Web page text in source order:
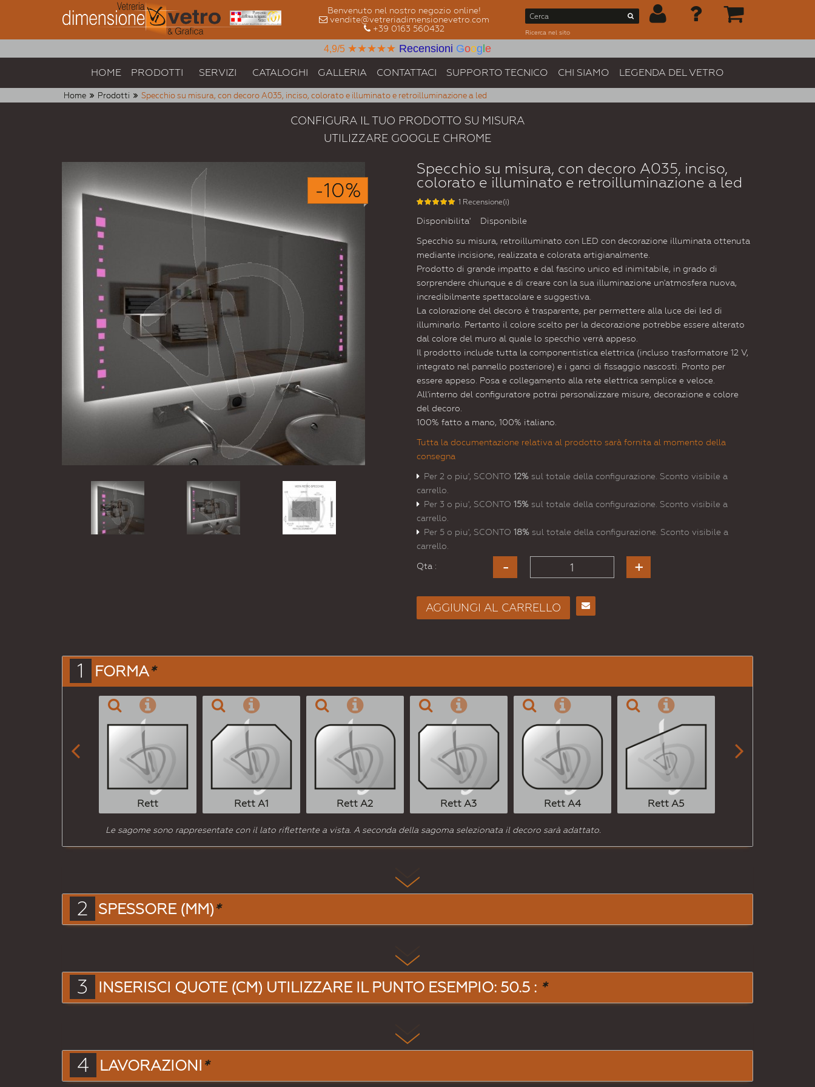
Benvenuto nel nostro negozio online!
vendite@vetreriadimensionevetro.com
+39 0163 560432
Ricerca nel sito
4,9/5 ★★★★★ Recensioni Goog e
HOME PRODOTTI SERVIZI CATALOGHI GALLERIA CONTATTACI SUPPORTO TECNICO CHI SIAMO LEGENDA DEL VETRO
Home Prodotti Specchio su misura, con decoro A035, inciso, colorato e illuminato e retroilluminazione a led
CONFIGURA IL TUO PRODOTTO SU MISURA
UTILIZZARE GOOGLE CHROME
-10%
Specchio su misura, con decoro A035, inciso,
colorato e illuminato e retroilluminazione a led
1 Recensione(i)
Disponibilita' Disponibile
Specchio su misura, retroilluminato con LED con decorazione illuminata ottenuta
mediante incisione, realizzata e colorata artigianalmente.
Prodotto di grande impatto e dal fascino unico ed inimitabile, in grado di
sorprendere chiunque e di creare con la sua illuminazione un'atmosfera nuova,
incredibilmente spettacolare e suggestiva.
La colorazione del decoro è trasparente, per permettere alla luce dei led di
illuminarlo. Pertanto il colore scelto per la decorazione potrebbe essere alterato
dal colore del muro al quale lo specchio verrà appeso.
Il prodotto include tutta la componentistica elettrica (incluso trasformatore 12 V,
integrato nel pannello posteriore) e i ganci di fissaggio nascosti. Pronto per
essere appeso. Posa e collegamento alla rete elettrica semplice e veloce.
All'interno del configuratore potrai personalizzare misure, decorazione e colore
del decoro.
100% fatto a mano, 100% italiano.
Tutta la documentazione relativa al prodotto sarà fornita al momento della
consegna
Per 2 o piu', SCONTO 12% sul totale della configurazione. Sconto visibile a
carrello.
Per 3 o piu', SCONTO 15% sul totale della configurazione. Sconto visibile a
carrello.
Per 5 o piu', SCONTO 18% sul totale della configurazione. Sconto visibile a
carrello.
Qta :
AGGIUNGI AL CARRELLO
a un
1 FORMA*
Rett Rett A1 Rett A2 Rett A3 Rett A4 Rett A5
 
Le sagome sono rappresentate con il lato riflettente a vista. A seconda della sagoma selezionata il decoro sarà adattato.
2 SPESSORE (MM)*
3 INSERISCI QUOTE (CM) UTILIZZARE IL PUNTO ESEMPIO: 50.5 : *
4 LAVORAZIONI *